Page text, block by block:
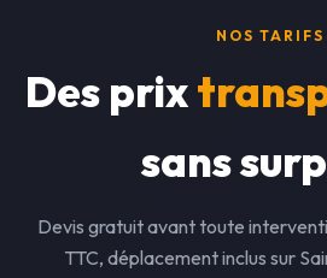
NOS TARIFS
Des prix
sans
Devis gratuit avant toute
TTC, déplacement inclus sur